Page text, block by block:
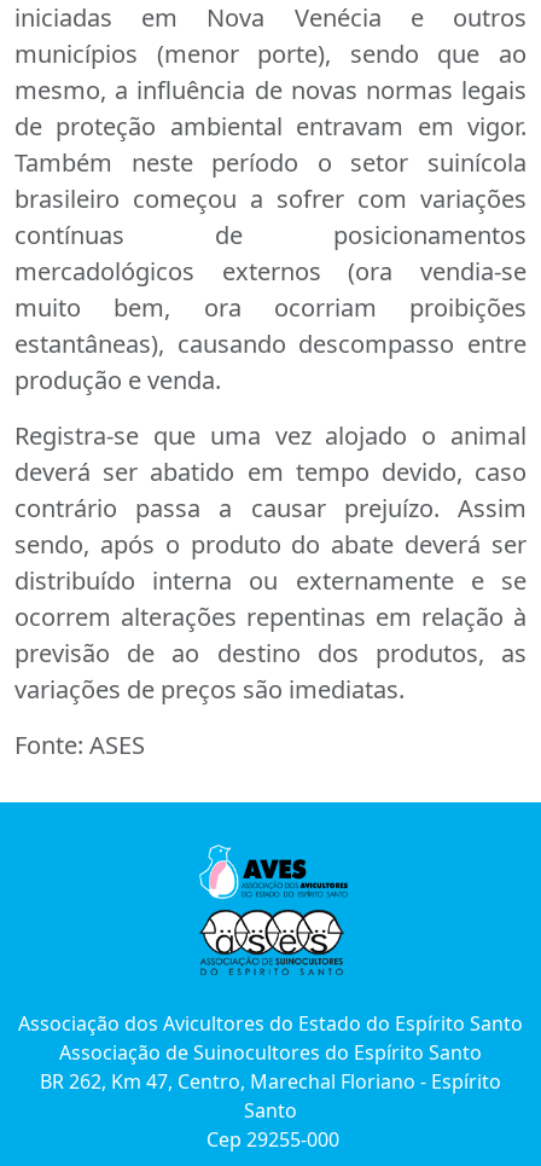
iniciadas em Nova Venécia e outros
municípios (menor porte), sendo que ao
mesmo, a influência de novas normas legais
de proteção ambiental entravam em vigor.
Também neste período o setor suinícola
brasileiro começou a sofrer com variações
contínuas de posicionamentos
mercadológicos externos (ora vendia-se
muito bem, ora ocorriam proibições
estantâneas), causando descompasso entre
produção e venda.
Registra-se que uma vez alojado o animal
deverá ser abatido em tempo devido, caso
contrário passa a causar prejuízo. Assim
sendo, após o produto do abate deverá ser
distribuído interna ou externamente e se
ocorrem alterações repentinas em relação à
previsão de ao destino dos produtos, as
variações de preços são imediatas.
Fonte: ASES
Associação dos Avicultores do Estado do Espírito Santo
Associação de Suinocultores do Espírito Santo
BR 262, Km 47, Centro, Marechal Floriano - Espírito
Santo
Cep 29255-000